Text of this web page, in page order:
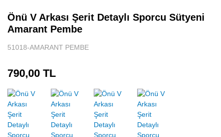
Önü V Arkası Şerit Detaylı Sporcu Sütyeni
Amarant Pembe
51018-AMARANT PEMBE
790,00 TL